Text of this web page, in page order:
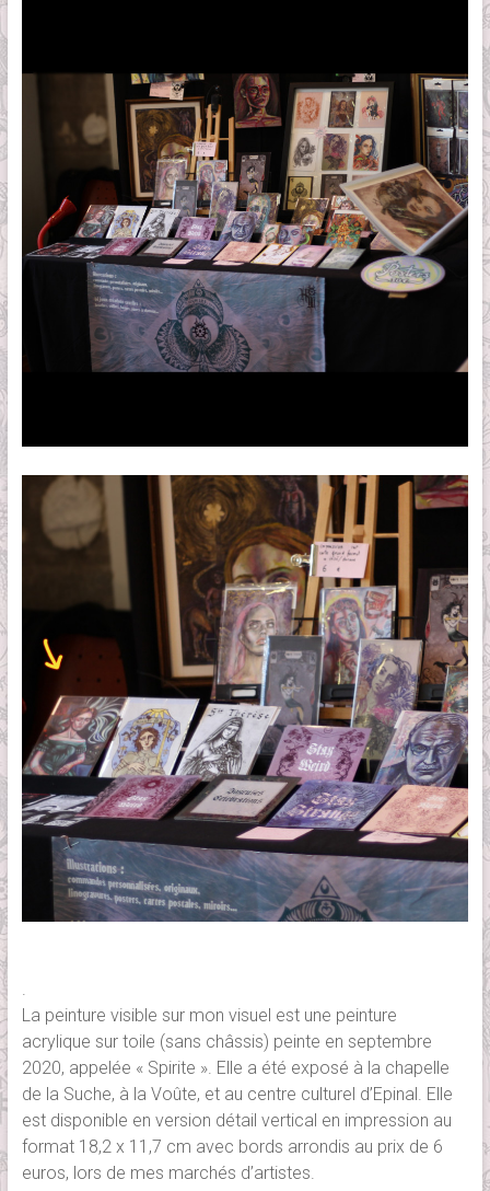
.
La peinture visible sur mon visuel est une peinture
acrylique sur toile (sans châssis) peinte en septembre
2020, appelée « Spirite ». Elle a été exposé à la chapelle
de la Suche, à la Voûte, et au centre culturel d’Epinal. Elle
est disponible en version détail vertical en impression au
format 18,2 x 11,7 cm avec bords arrondis au prix de 6
euros, lors de mes marchés d’artistes.